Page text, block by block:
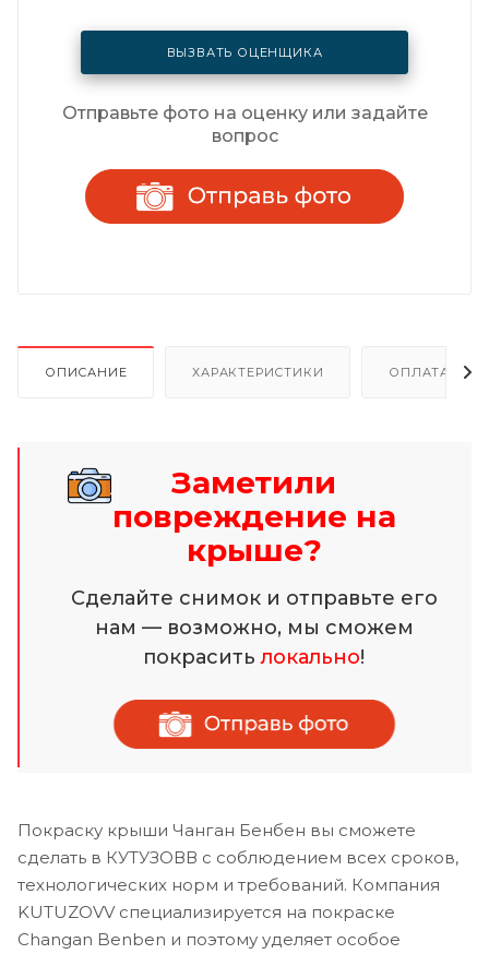
ВЫЗВАТЬ ОЦЕНЩИКА
Отправьте фото на оценку или задайте
вопрос
ОПИСАНИЕ ХАРАКТЕРИСТИКИ ОПЛАТА И
Заметили
повреждение на
крыше?
Сделайте снимок и отправьте его
нам — возможно, мы сможем
покраситьлокально!
Покраску крыши Чанган Бенбен вы сможете
сделать в КУТУЗОВВ с соблюдением всех сроков,
технологических норм и требований. Компания
KUTUZOVV специализируется на покраске
Changan Benben и поэтому уделяет особое